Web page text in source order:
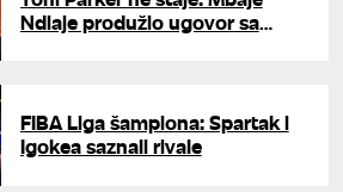
Ndiaje produžio ugovor sa
FIBA Liga šampiona: Spartak i
Igokea saznali rivale